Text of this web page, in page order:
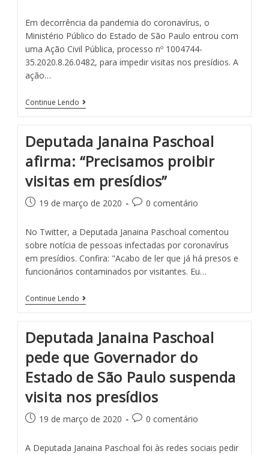
Em decorrência da pandemia do coronavírus, o
Ministério Público do Estado de São Paulo entrou com
uma Ação Civil Pública, processo nº 1004744-
35.2020.8.26.0482, para impedir visitas nos presídios. A
ação…
Continue Lendo
Deputada Janaina Paschoal
afirma: “Precisamos proibir
visitas em presídios”
19 de março de 2020 0 comentário
No Twitter, a Deputada Janaina Paschoal comentou
sobre notícia de pessoas infectadas por coronavírus
em presídios. Confira: "Acabo de ler que já há presos e
funcionários contaminados por visitantes. Eu…
Continue Lendo
Deputada Janaina Paschoal
pede que Governador do
Estado de São Paulo suspenda
visita nos presídios
19 de março de 2020 0 comentário
A Deputada Janaina Paschoal foi às redes sociais pedir